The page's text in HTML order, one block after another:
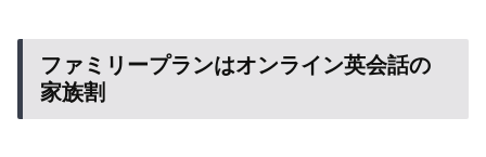
ファミリープランはオンライン英会話の
家族割